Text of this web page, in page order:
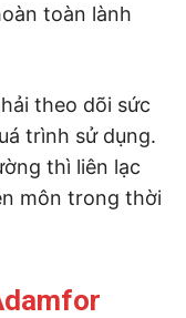
toàn lành
theo dõi sức
trình sử dụng.
thì liên lạc
môn trong thời